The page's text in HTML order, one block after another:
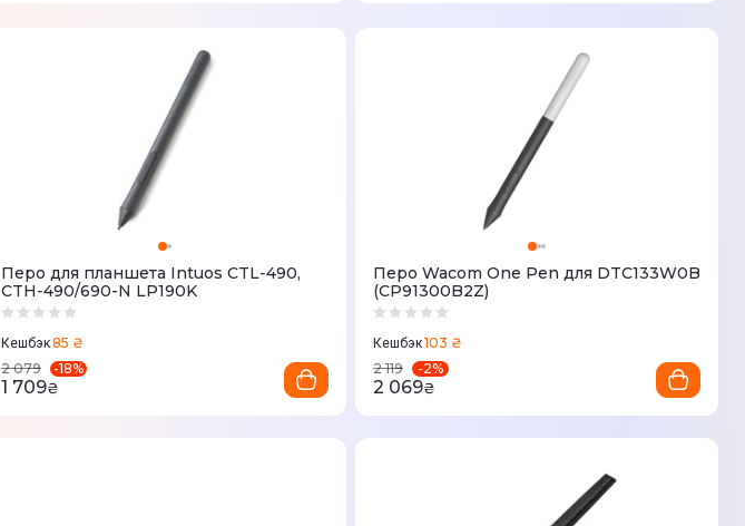
Перо для планшета Intuos CTL-490,
CTH-490/690-N LP190K
Кешбэк85 ₴
2 079
-18%
1 709₴
Перо Wacom One Pen для DTC133W0B
(CP91300B2Z)
Кешбэк103 ₴
2 119
-2%
2 069₴